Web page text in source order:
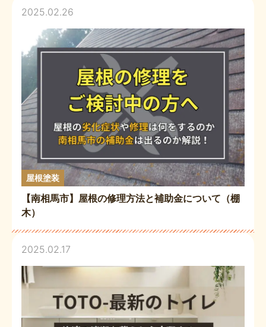
2025.02.26
屋根塗装
【南相馬市】屋根の修理方法と補助金について（棚
木）
2025.02.17